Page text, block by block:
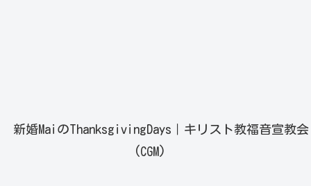
新婚MaiのThanksgivingDays｜キリスト教福音宣教会
(CGM)